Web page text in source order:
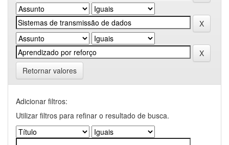
Retornar valores
Adicionar filtros:
Utilizar filtros para refinar o resultado de busca.